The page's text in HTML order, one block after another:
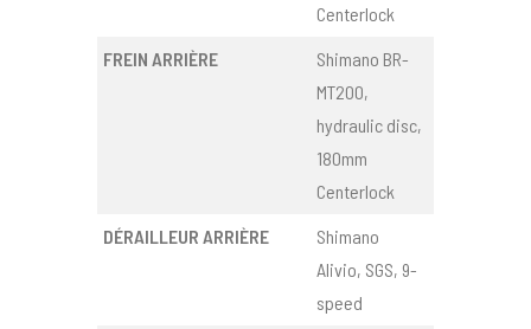
Centerlock
FREIN ARRIÈRE
Shimano BR-
MT200,
hydraulic disc,
180mm
Centerlock
DÉRAILLEUR ARRIÈRE
Shimano
Alivio, SGS, 9-
speed